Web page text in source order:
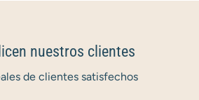
nuestros clientes
de clientes satisfechos